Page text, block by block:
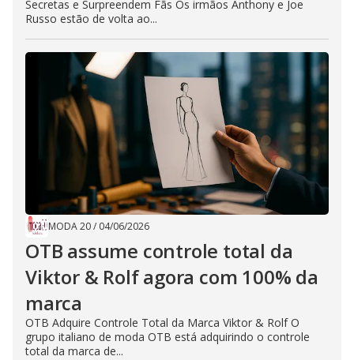
Secretas e Surpreendem Fãs Os irmãos Anthony e Joe
Russo estão de volta ao...
MODA 20/ 04/06/2026
OTB assume controle total da
Viktor & Rolf agora com 100% da
marca
OTB Adquire Controle Total da Marca Viktor & Rolf O
grupo italiano de moda OTB está adquirindo o controle
total da marca de...